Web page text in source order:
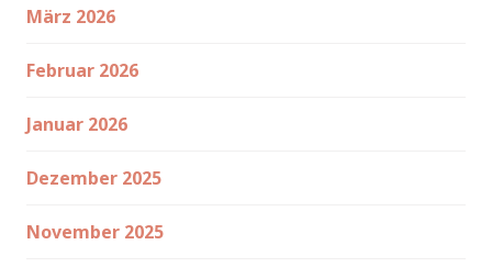
März 2026
Februar 2026
Januar 2026
Dezember 2025
November 2025